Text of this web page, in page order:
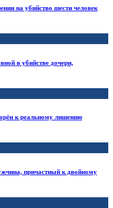
на убийство шести человек
в убийстве дочери,
к реальному лишению
причастный к двойному